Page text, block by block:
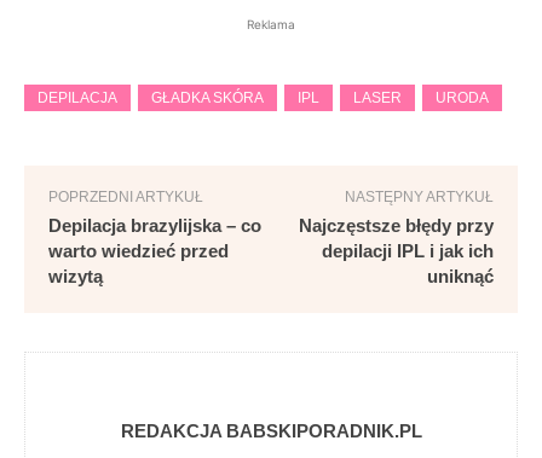
Reklama
DEPILACJA GŁADKA SKÓRA IPL LASER URODA
POPRZEDNI ARTYKUŁ
Depilacja brazylijska – co
warto wiedzieć przed
wizytą
NASTĘPNY ARTYKUŁ
Najczęstsze błędy przy
depilacji IPL i jak ich
uniknąć
REDAKCJA BABSKIPORADNIK.PL